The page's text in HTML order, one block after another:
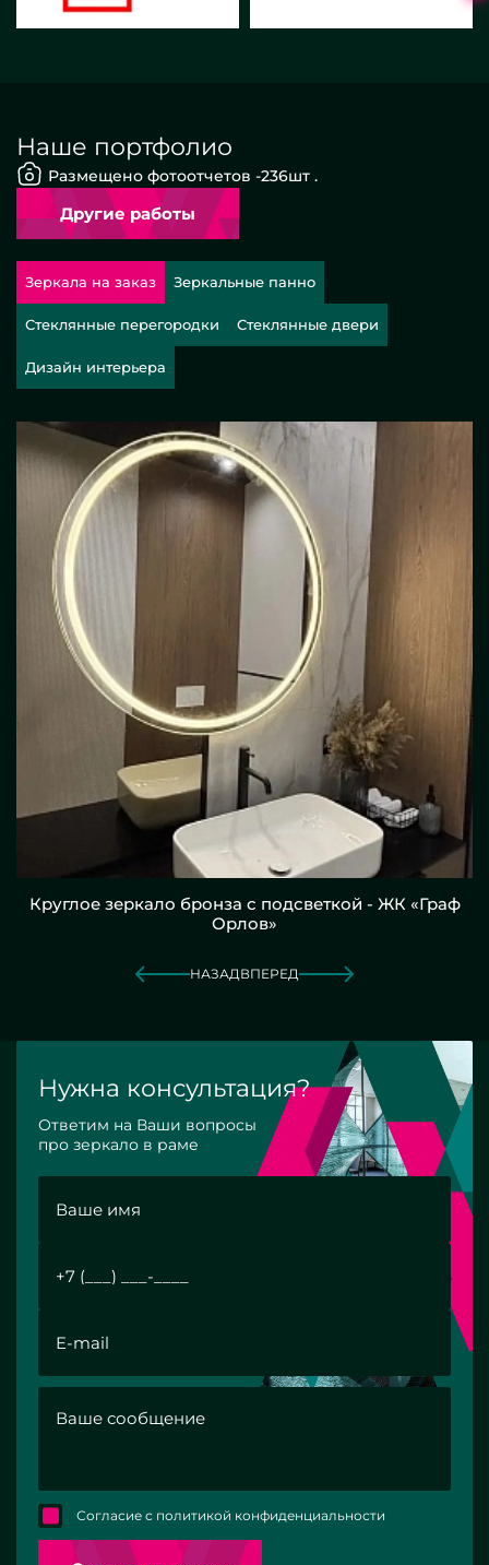
Наше портфолио
Размещено фотоотчетов -236шт .
Другие работы
Зеркала на заказ Зеркальные панно
Стеклянные перегородки Стеклянные двери
Дизайн интерьера
Круглое зеркало бронза с подсветкой - ЖК «Граф
Орлов»
НАЗАДВПЕРЕД
Нужна консультация?
Ответим на Ваши вопросы
про зеркало в раме
Согласие с политикой конфиденциальности